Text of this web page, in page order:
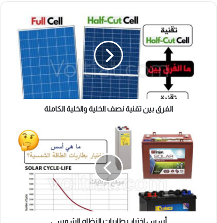
الكاملة
الفرق بين تقنية نصف الخلية والخلية الكاملة
بطاريات
الشمسي
أسس اختيار بطاريات النظام الشمسي